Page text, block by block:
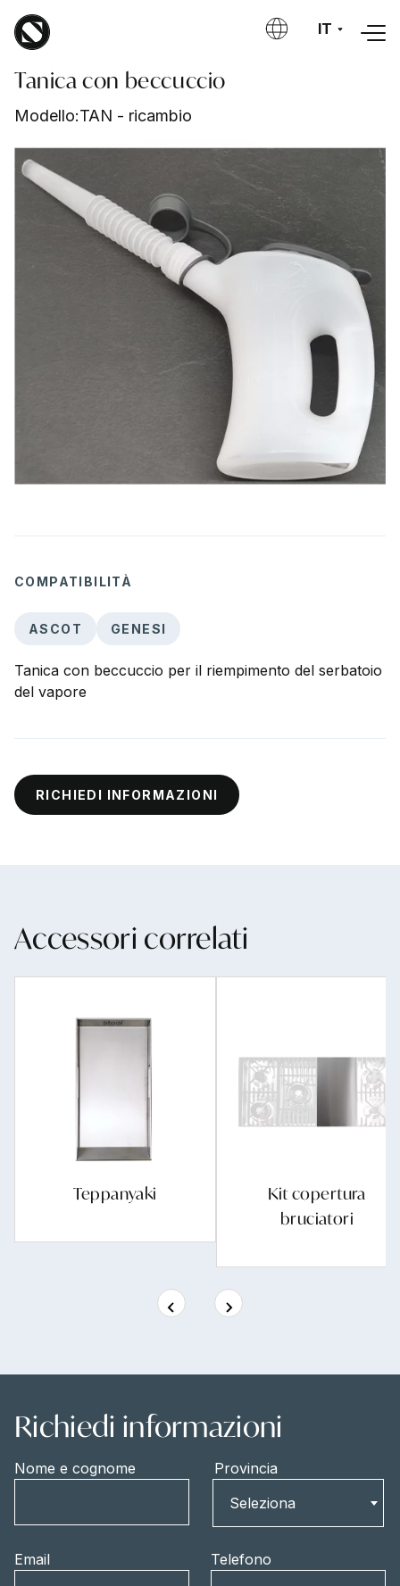
Salta al contenuto principale
IT
Tanica con beccuccio
Modello:TAN - ricambio
COMPATIBILITÀ
ASCOT GENESI
Tanica con beccuccio per il riempimento del serbatoio
del vapore
RICHIEDI INFORMAZIONI
Accessori correlati
Teppanyaki
Kit copertura
bruciatori
Richiedi informazioni
Nome e cognome
Provincia
Seleziona
Email Telefono